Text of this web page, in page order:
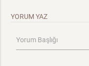
YORUM YAZ
Yorum Başlığı